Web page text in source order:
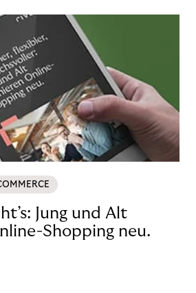
Jung und Alt
Shopping neu.